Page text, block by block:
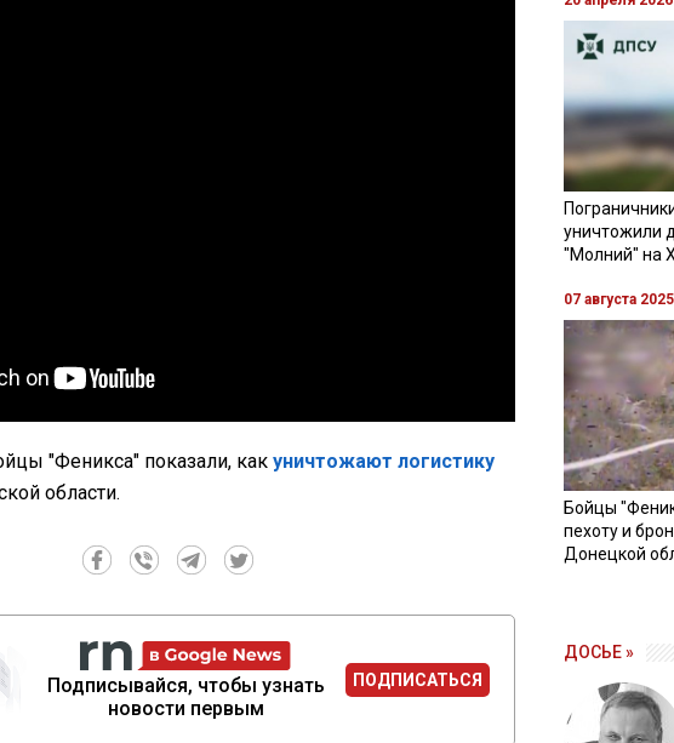
"Феникса" показали, как уничтожают логистику
области.
Подписывайся, чтобы узнать
новости первым
ПОДПИСАТЬСЯ
уничтожили
"Молний" на
07 августа 2025
Бойцы
пехоту и
Донецкой
ДОСЬЕ »